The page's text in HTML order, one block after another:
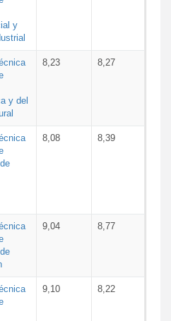
y
y del
8,23 8,27
8,08 8,39
9,04 8,77
9,10 8,22